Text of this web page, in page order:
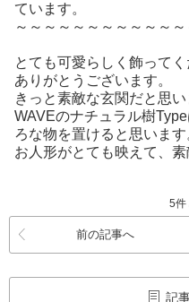
ています。
～～～～～～～～～～～
とても可愛らしく飾ってく
ありがとうございます。
きっと素敵な玄関だと思い
WAVEのナチュラル樹
ろな物を置けると思います
お人形がとても映えて、素
5件
前の記事へ
記